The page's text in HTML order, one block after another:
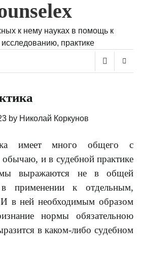
к нему науках в помощь к
практике
by Николай Коркунов
имеет много общего с
и в судебной практике
выражаются не в общей
к отдельным,
в ней необходимым образом
нормы обязательною
в каком-либо судебном